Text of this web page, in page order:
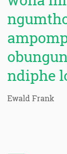
ndiphe
Ewald Frank